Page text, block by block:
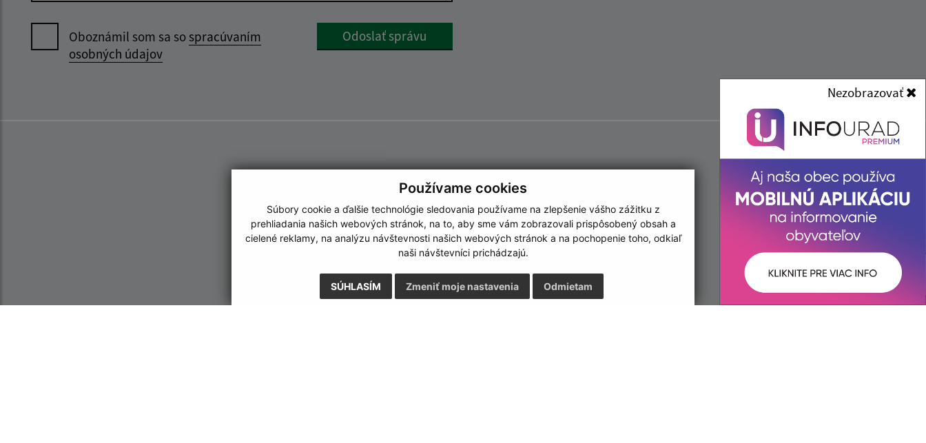
Používame cookies
Súbory cookie a ďalšie technológie sledovania používame na zlepšenie vášho zážitku z
prehliadania našich webových stránok, na to, aby sme vám zobrazovali prispôsobený obsah a
cielené reklamy, na analýzu návštevnosti našich webových stránok a na pochopenie toho, odkiaľ
naši návštevníci prichádzajú.
SÚHLASÍM Odmietam
Zmeniť moje nastavenia
Nezobrazovať
Oboznámil som sa sospracúvaním
osobných údajov
Odoslať správu